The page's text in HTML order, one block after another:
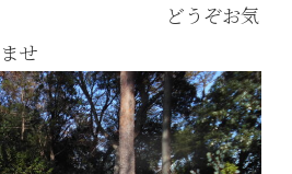
うぞお気
せ